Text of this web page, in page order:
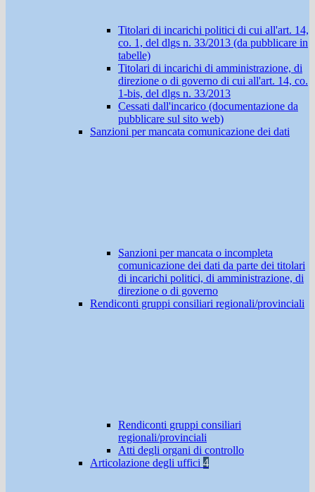
Titolari di incarichi politici di cui all'art. 14,
co. 1, del dlgs n. 33/2013 (da pubblicare in
tabelle)
Titolari di incarichi di amministrazione, di
direzione o di governo di cui all'art. 14, co.
1-bis, del dlgs n. 33/2013
Cessati dall'incarico (documentazione da
pubblicare sul sito web)
Sanzioni per mancata comunicazione dei dati
Sanzioni per mancata o incompleta
comunicazione dei dati da parte dei titolari
di incarichi politici, di amministrazione, di
direzione o di governo
Rendiconti gruppi consiliari regionali/provinciali
Rendiconti gruppi consiliari
regionali/provinciali
Atti degli organi di controllo
Articolazione degli uffici 4